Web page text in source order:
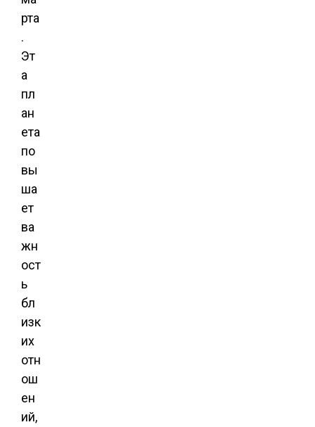
рта
.
Эт
а
пл
ан
ета
по
вы
ша
ет
ва
жн
ост
ь
бл
изк
их
отн
ош
ен
ий,